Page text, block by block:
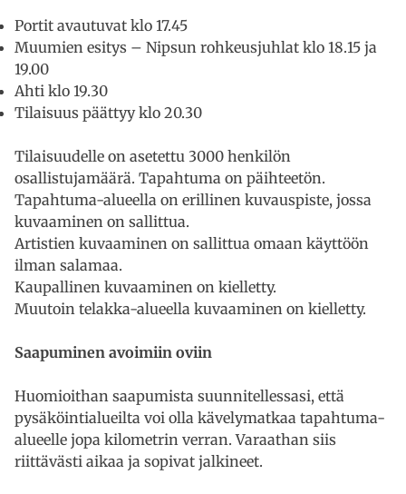
Portit avautuvat klo 17.45
Muumien esitys – Nipsun rohkeusjuhlat klo 18.15 ja
19.00
Ahti klo 19.30
Tilaisuus päättyy klo 20.30
Tilaisuudelle on asetettu 3000 henkilön
osallistujamäärä. Tapahtuma on päihteetön.
Tapahtuma-alueella on erillinen kuvauspiste, jossa
kuvaaminen on sallittua.
Artistien kuvaaminen on sallittua omaan käyttöön
ilman salamaa.
Kaupallinen kuvaaminen on kielletty.
Muutoin telakka-alueella kuvaaminen on kielletty.
Saapuminen avoimiin oviin
Huomioithan saapumista suunnitellessasi, että
pysäköintialueilta voi olla kävelymatkaa tapahtuma-
alueelle jopa kilometrin verran. Varaathan siis
riittävästi aikaa ja sopivat jalkineet.